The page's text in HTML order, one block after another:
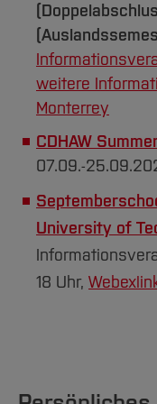
weitere
Monterrey
CDHAW
07.09.-
University of
18 Uhr,